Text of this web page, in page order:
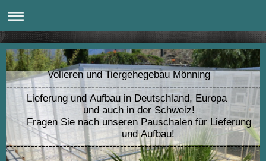
Volieren und Tiergehegebau Mönning
Lieferung und Aufbau in Deutschland, Europa
und auch in der Schweiz!
Fragen Sie nach unseren Pauschalen für Lieferung
und Aufbau!